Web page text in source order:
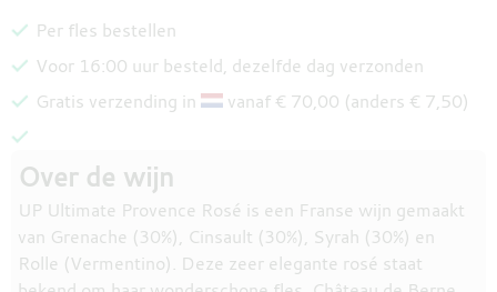
Per fles bestellen
Voor 16:00 uur besteld, dezelfde dag verzonden
Gratis verzending in
vanaf € 70,00 (anders € 7,50)
Over de wijn
UP Ultimate Provence Rosé is een Franse wijn gemaakt
van Grenache (30%), Cinsault (30%), Syrah (30%) en
Rolle (Vermentino). Deze zeer elegante rosé staat